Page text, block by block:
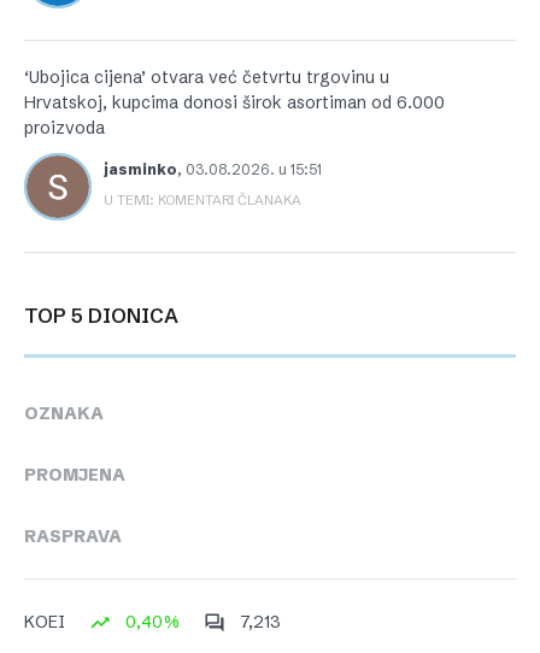
‘Ubojica cijena’ otvara već četvrtu trgovinu u
Hrvatskoj, kupcima donosi širok asortiman od 6.000
proizvoda
jasminko, 03.08.2026. u 15:51
U TEMI: KOMENTARI ČLANAKA
TOP 5 DIONICA
OZNAKA
PROMJENA
RASPRAVA
KOEI 0,40% 7,213